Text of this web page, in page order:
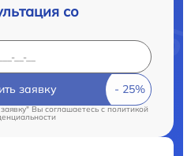
со
заявку
Вы соглашаетесь cполитикой